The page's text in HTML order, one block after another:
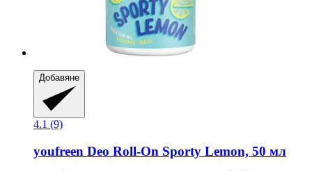
Добавяне
4.1 (9)
youfreen Deo Roll-​On Sporty Lemon, 50 мл